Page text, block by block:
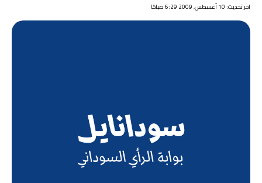
اخر تحديث: 10 أغسطس, 2009 6:29 صباحًا